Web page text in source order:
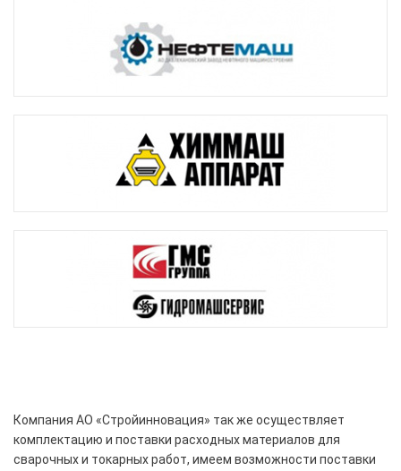
Компания АО «Стройинновация» так же осуществляет
комплектацию и поставки расходных материалов для
сварочных и токарных работ, имеем возможности поставки